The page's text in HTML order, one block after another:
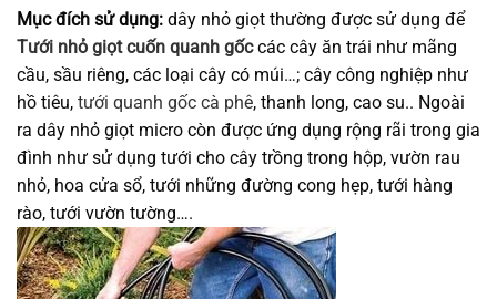
Mục đích sử dụng: dây nhỏ giọt thường được sử dụng để
Tưới nhỏ giọt cuốn quanh gốccác cây ăn trái như mãng
cầu, sầu riêng, các loại cây có múi…; cây công nghiệp như
hồ tiêu, tưới quanh gốc cà phê, thanh long, cao su.. Ngoài
ra dây nhỏ giọt micro còn được ứng dụng rộng rãi trong gia
đình như sử dụng tưới cho cây trồng trong hộp, vườn rau
nhỏ, hoa cửa sổ, tưới những đường cong hẹp, tưới hàng
rào, tưới vườn tường….